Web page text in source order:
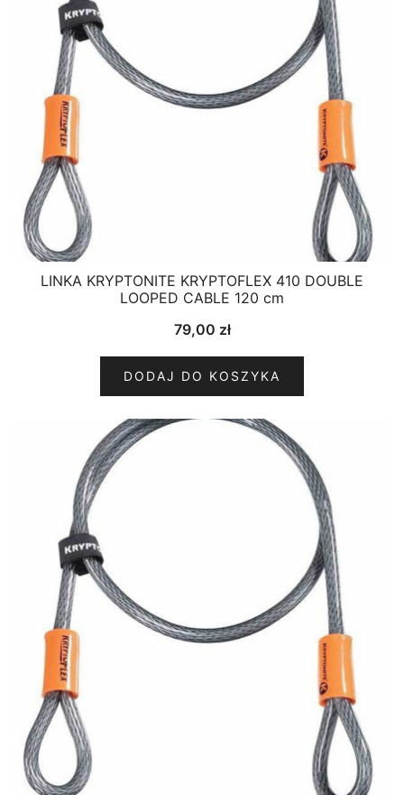
LINKA KRYPTONITE KRYPTOFLEX 410 DOUBLE
LOOPED CABLE 120 cm
79,00 zł
DODAJ DO KOSZYKA